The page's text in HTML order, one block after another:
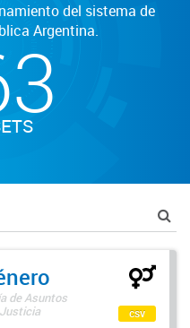
del sistema de
Argentina.
de Asuntos
csv